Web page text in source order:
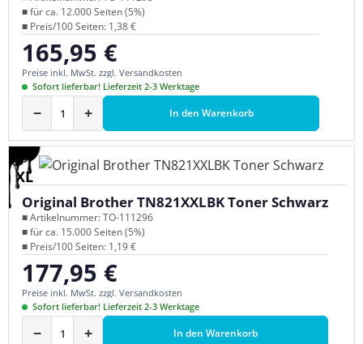
■ für ca. 12.000 Seiten (5%)
■ Preis/100 Seiten: 1,38 €
Regulärer Preis:
165,95 €
Preise inkl. MwSt. zzgl. Versandkosten
Sofort lieferbar! Lieferzeit 2-3 Werktage
− + In den Warenkorb
XL
Original Brother TN821XXLBK Toner Schwarz
■ Artikelnummer: TO-111296
■ für ca. 15.000 Seiten (5%)
■ Preis/100 Seiten: 1,19 €
Regulärer Preis:
177,95 €
Preise inkl. MwSt. zzgl. Versandkosten
Sofort lieferbar! Lieferzeit 2-3 Werktage
− + In den Warenkorb